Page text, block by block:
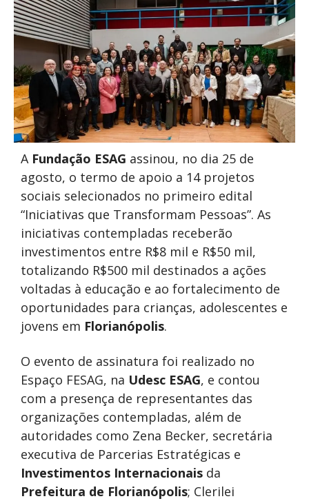
A Fundação ESAG assinou, no dia 25 de
agosto, o termo de apoio a 14 projetos
sociais selecionados no primeiro edital
“Iniciativas que Transformam Pessoas”. As
iniciativas contempladas receberão
investimentos entre R$8 mil e R$50 mil,
totalizando R$500 mil destinados a ações
voltadas à educação e ao fortalecimento de
oportunidades para crianças, adolescentes e
jovens em Florianópolis.
O evento de assinatura foi realizado no
Espaço FESAG, na Udesc ESAG, e contou
com a presença de representantes das
organizações contempladas, além de
autoridades como Zena Becker, secretária
executiva de Parcerias Estratégicas e
Investimentos Internacionais da
Prefeitura de Florianópolis; Clerilei